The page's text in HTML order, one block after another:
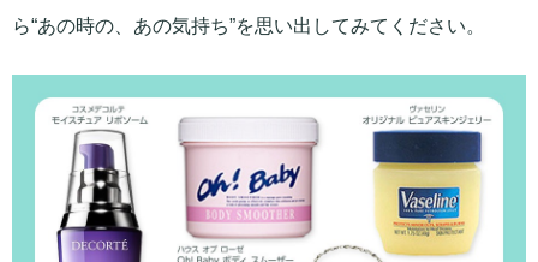
ら“あの時の、あの気持ち”を思い出してみてください。